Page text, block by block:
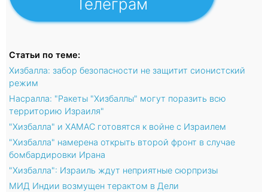
Телеграм
Статьи по теме:
Хизбалла: забор безопасности не защитит сионистский
режим
Насралла: "Ракеты "Хизбаллы" могут поразить всю
территорию Израиля"
"Хизбалла" и ХАМАС готовятся к войне с Израилем
"Хизбалла" намерена открыть второй фронт в случае
бомбардировки Ирана
"Хизбалла": Израиль ждут неприятные сюрпризы
МИД Индии возмущен терактом в Дели